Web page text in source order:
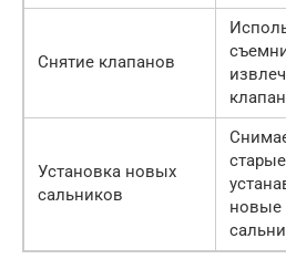
Снятие клапанов
Установка новых
сальников
новые